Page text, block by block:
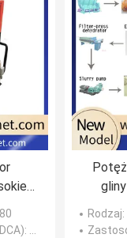
\: 280
Rodzaj